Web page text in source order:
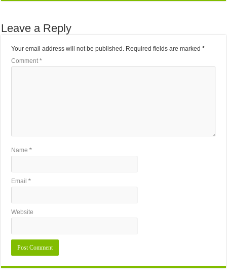
Leave a Reply
Your email address will not be published. Required fields are marked*
Comment*
Name*
Email*
Website